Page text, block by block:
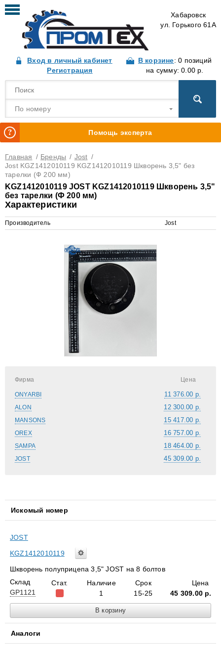
Хабаровск
ул. Горького 61А
Вход в личный кабинет
Регистрация
В корзине: 0 позиций
на сумму: 0.00 р.
По номеру
Помощь эксперта
Главная / Бренды / Jost /
Jost KGZ1412010119 KGZ1412010119 Шкворень 3,5" без
тарелки (Ф 200 мм)
KGZ1412010119 JOST KGZ1412010119 Шкворень 3,5"
без тарелки (Ф 200 мм)
Характеристики
Производитель Jost
Фирма Цена
ONYARBI 11 376.00 р.
ALON 12 300.00 р.
MANSONS 15 417.00 р.
OREX 16 757.00 р.
SAMPA 18 464.00 р.
JOST 45 309.00 р.
Искомый номер
JOST
KGZ1412010119
Шкворень полуприцепа 3,5" JOST на 8 болтов
Склад
GP1121
Стат.
Наличие
1
Срок
15-25
Цена
45 309.00 р.
Аналоги